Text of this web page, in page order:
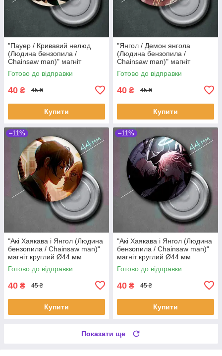
"Пауер / Кривавий нелюд
(Людина бензопила /
Chainsaw man)" магніт
круглий Ø44 мм
Готово до відправки
40 ₴ 45 ₴
Купити
"Янгол / Демон янгола
(Людина бензопила /
Chainsaw man)" магніт
круглий Ø44 мм
Готово до відправки
40 ₴ 45 ₴
Купити
–11%
"Акі Хаякава і Янгол (Людина
бензопила / Chainsaw man)"
магніт круглий Ø44 мм
Готово до відправки
40 ₴ 45 ₴
Купити
–11%
"Акі Хаякава і Янгол (Людина
бензопила / Chainsaw man)"
магніт круглий Ø44 мм
Готово до відправки
40 ₴ 45 ₴
Купити
Показати ще